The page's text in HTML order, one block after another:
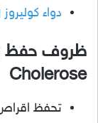
دواء كوليروز Cholerose 20mg
ظروف حفظ و
Cholerose